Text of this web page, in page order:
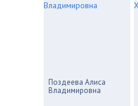
Поздеева Алиса
Владимировна